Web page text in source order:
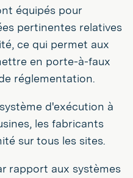
équipés pour
pertinentes relatives
ce qui permet aux
en porte-à-faux
réglementation.
d'exécution à
les fabricants
sur tous les sites.
rapport aux systèmes